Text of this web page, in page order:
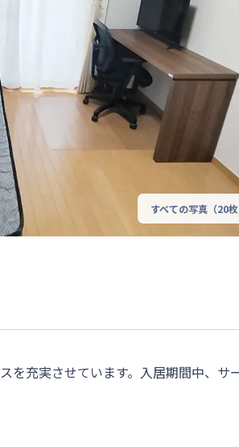
すべての写真（20
を充実させています。入居期間中、サ